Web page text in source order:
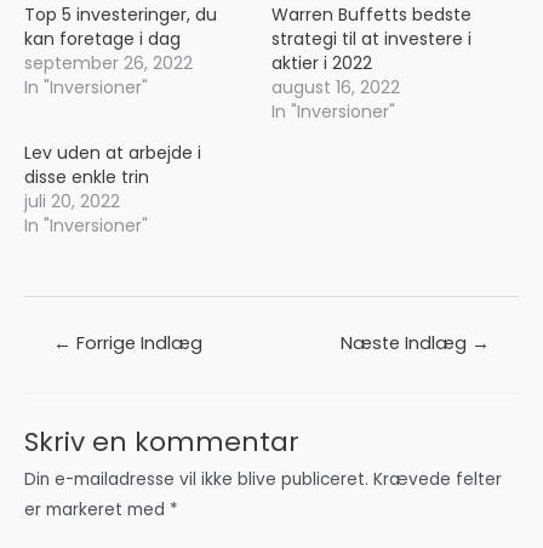
Top 5 investeringer, du
kan foretage i dag
september 26, 2022
In "Inversioner"
Warren Buffetts bedste
strategi til at investere i
aktier i 2022
august 16, 2022
In "Inversioner"
Lev uden at arbejde i
disse enkle trin
juli 20, 2022
In "Inversioner"
Indlægsnavigation
← Forrige Indlæg Næste Indlæg →
Skriv en kommentar
Din e-mailadresse vil ikke blive publiceret. Krævede felter
er markeret med *